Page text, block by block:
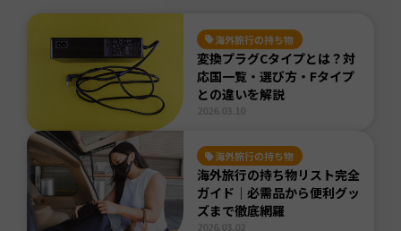
海外旅行の持ち物
変換プラグCタイプとは？対
応国一覧・選び方・Fタイプ
との違いを解説
海外旅行の持ち物
海外旅行の持ち物リスト完全
ガイド｜必需品から便利グッ
ズまで徹底網羅